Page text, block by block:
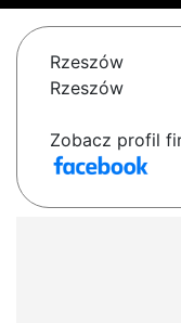
Rzeszów
Rzeszów
Zobacz profil